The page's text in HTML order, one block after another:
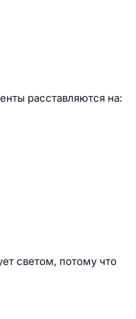
расставляются на:
светом, потому что